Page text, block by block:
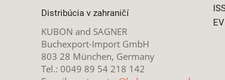
Distribúcia v zahraničí
KUBON and SAGNER
Buchexport-Import GmbH
803 28 München, Germany
Tel.: 0049 89 54 218 142